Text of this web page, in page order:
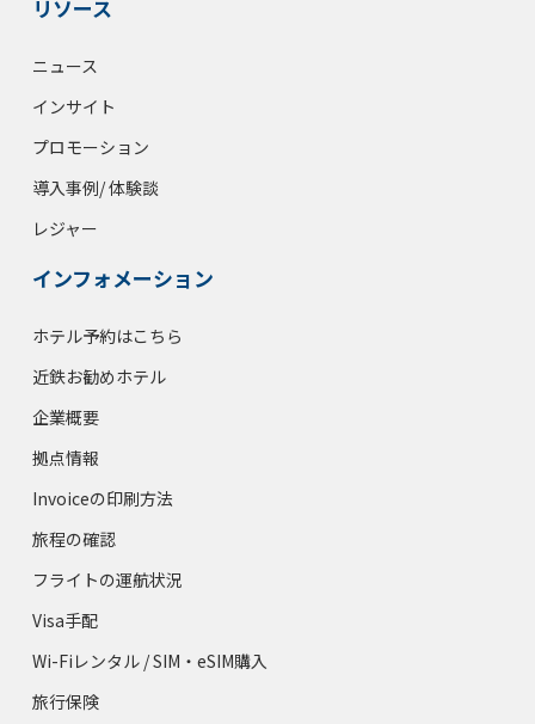
リソース
ニュース
インサイト
プロモーション
導入事例/ 体験談
レジャー
インフォメーション
ホテル予約はこちら
近鉄お勧めホテル
企業概要
拠点情報
Invoiceの印刷方法
旅程の確認
フライトの運航状況
Visa手配
Wi-Fiレンタル / SIM・eSIM購入
旅行保険